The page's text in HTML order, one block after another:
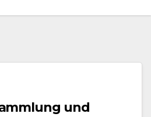
und